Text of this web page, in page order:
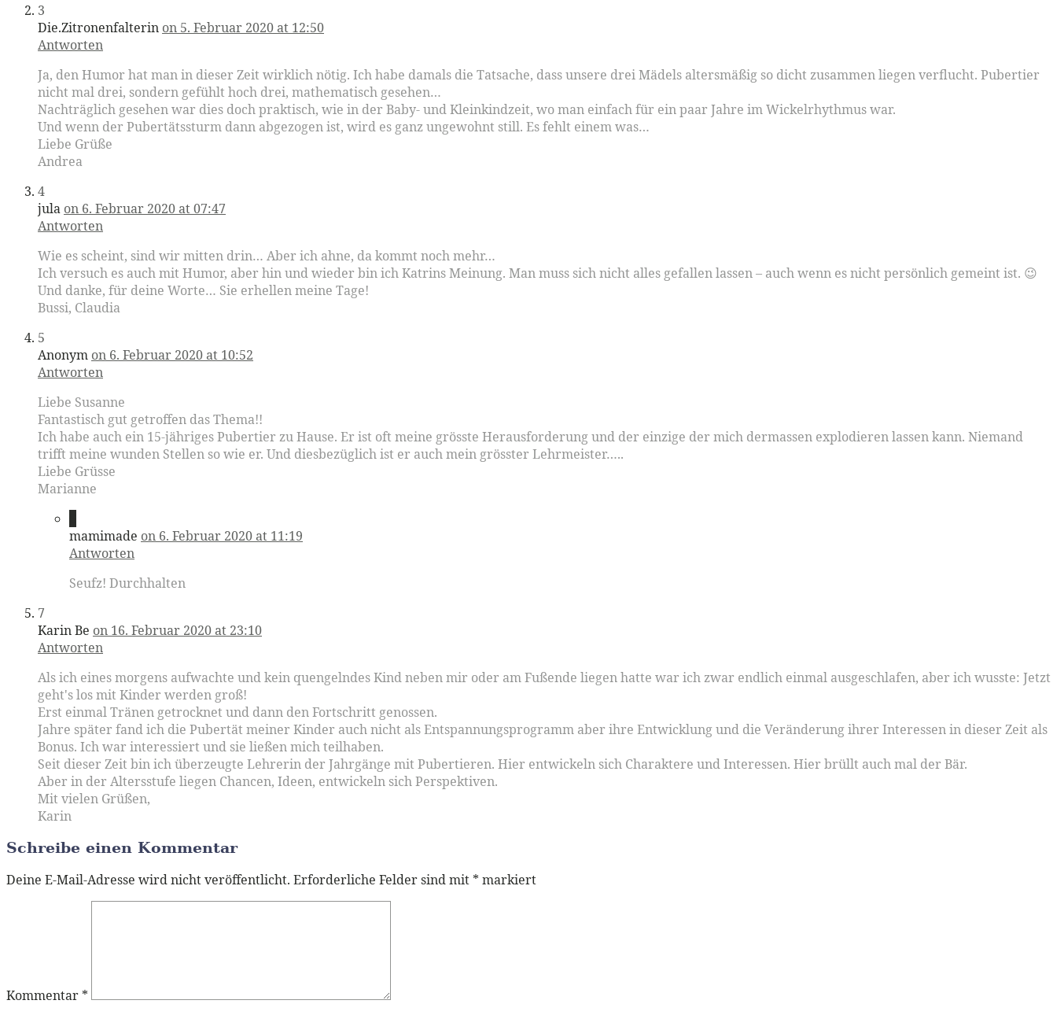
3
Die.Zitronenfalterin on 5. Februar 2020 at 12:50
Antworten
Ja, den Humor hat man in dieser Zeit wirklich nötig. Ich habe damals die Tatsache, dass unsere drei Mädels altersmäßig so dicht zusammen liegen verflucht. Pubertier
nicht mal drei, sondern gefühlt hoch drei, mathematisch gesehen…
Nachträglich gesehen war dies doch praktisch, wie in der Baby- und Kleinkindzeit, wo man einfach für ein paar Jahre im Wickelrhythmus war.
Und wenn der Pubertätssturm dann abgezogen ist, wird es ganz ungewohnt still. Es fehlt einem was…
Liebe Grüße
Andrea
4
jula on 6. Februar 2020 at 07:47
Antworten
Wie es scheint, sind wir mitten drin… Aber ich ahne, da kommt noch mehr…
Ich versuch es auch mit Humor, aber hin und wieder bin ich Katrins Meinung. Man muss sich nicht alles gefallen lassen – auch wenn es nicht persönlich gemeint ist. 😉
Und danke, für deine Worte… Sie erhellen meine Tage!
Bussi, Claudia
5
Anonym on 6. Februar 2020 at 10:52
Antworten
Liebe Susanne
Fantastisch gut getroffen das Thema!!
Ich habe auch ein 15-jähriges Pubertier zu Hause. Er ist oft meine grösste Herausforderung und der einzige der mich dermassen explodieren lassen kann. Niemand
trifft meine wunden Stellen so wie er. Und diesbezüglich ist er auch mein grösster Lehrmeister…..
Liebe Grüsse
Marianne
mamimade on 6. Februar 2020 at 11:19
Antworten
Seufz! Durchhalten
7
Karin Be on 16. Februar 2020 at 23:10
Antworten
Als ich eines morgens aufwachte und kein quengelndes Kind neben mir oder am Fußende liegen hatte war ich zwar endlich einmal ausgeschlafen, aber ich wusste: Jetzt
geht's los mit Kinder werden groß!
Erst einmal Tränen getrocknet und dann den Fortschritt genossen.
Jahre später fand ich die Pubertät meiner Kinder auch nicht als Entspannungsprogramm aber ihre Entwicklung und die Veränderung ihrer Interessen in dieser Zeit als
Bonus. Ich war interessiert und sie ließen mich teilhaben.
Seit dieser Zeit bin ich überzeugte Lehrerin der Jahrgänge mit Pubertieren. Hier entwickeln sich Charaktere und Interessen. Hier brüllt auch mal der Bär.
Aber in der Altersstufe liegen Chancen, Ideen, entwickeln sich Perspektiven.
Mit vielen Grüßen,
Karin
Schreibe einen Kommentar
Deine E-Mail-Adresse wird nicht veröffentlicht. Erforderliche Felder sind mit * markiert
Kommentar *